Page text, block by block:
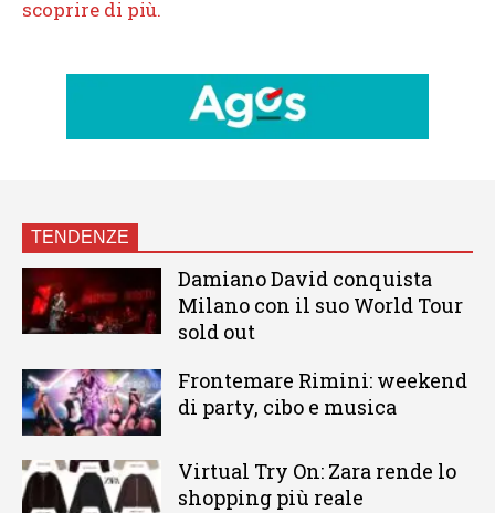
TENDENZE
Damiano David conquista
Milano con il suo World Tour
sold out
Frontemare Rimini: weekend
di party, cibo e musica
Virtual Try On: Zara rende lo
shopping più reale